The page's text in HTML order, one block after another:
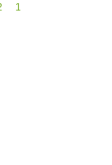
1